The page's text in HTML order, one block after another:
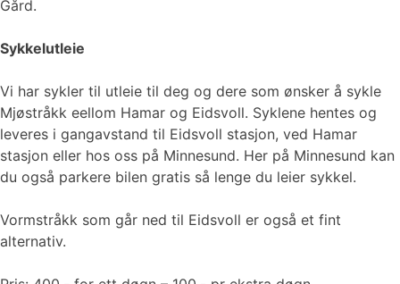
Gård.
Sykkelutleie
Vi har sykler til utleie til deg og dere som ønsker å sykle
Mjøstråkk eellom Hamar og Eidsvoll. Syklene hentes og
leveres i gangavstand til Eidsvoll stasjon, ved Hamar
stasjon eller hos oss på Minnesund. Her på Minnesund kan
du også parkere bilen gratis så lenge du leier sykkel.
Vormstråkk som går ned til Eidsvoll er også et fint
alternativ.